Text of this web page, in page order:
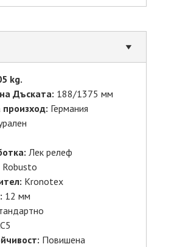
kg.
Дъската: 188/1375 мм
Германия
Лек релеф
Robusto
Kronotex
12 мм
Повишена